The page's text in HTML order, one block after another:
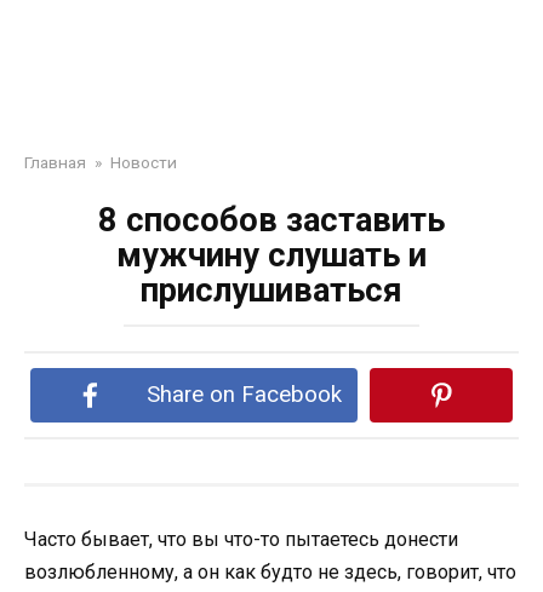
Главная » Новости
8 способов заставить
мужчину слушать и
прислушиваться
Share on Facebook
Часто бывает, что вы что-то пытаетесь донести
возлюбленному, а он как будто не здесь, говорит, что